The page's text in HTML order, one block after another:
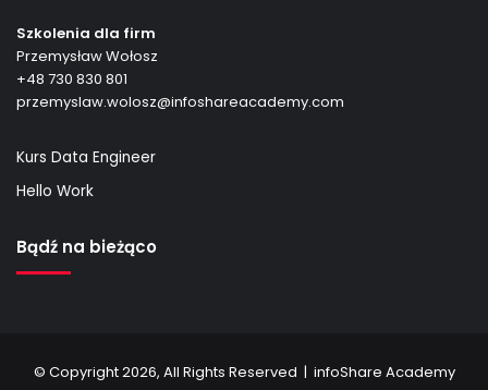
Szkolenia dla firm
Przemysław Wołosz
+48 730 830 801
przemyslaw.wolosz@infoshareacademy.com
Kurs Data Engineer
Hello Work
Bądź na bieżąco
© Copyright 2026, All Rights Reserved | infoShare Academy